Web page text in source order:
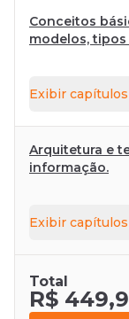
Conceitos
modelos,
Exibir capítulos
Arquitetura e
informação.
Exibir capítulos
Total
R$